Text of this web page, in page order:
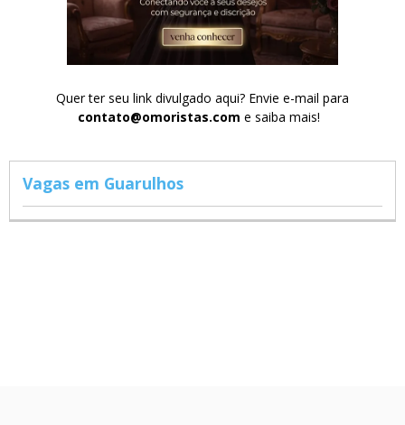
Quer ter seu link divulgado aqui? Envie e-mail para
contato@omoristas.com e saiba mais!
Vagas em Guarulhos